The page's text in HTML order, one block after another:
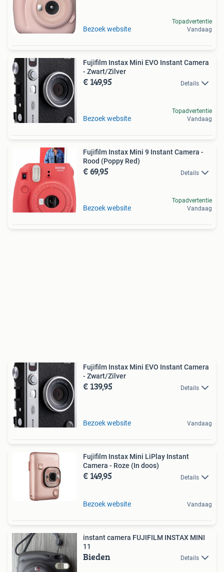
Bezoek website
Topadvertentie
Vandaag
Fujifilm Instax Mini EVO Instant Camera
- Zwart/Zilver
€ 149,95 Details
Bezoek website
Topadvertentie
Vandaag
Fujifilm Instax Mini 9 Instant Camera -
Rood (Poppy Red)
€ 69,95 Details
Bezoek website
Topadvertentie
Vandaag
Fujifilm Instax Mini EVO Instant Camera
- Zwart/Zilver
€ 139,95 Details
Bezoek website Vandaag
Fujifilm Instax Mini LiPlay Instant
Camera - Roze (In doos)
€ 149,95 Details
Bezoek website Vandaag
instant camera FUJIFILM INSTAX MINI
11
Bieden Details